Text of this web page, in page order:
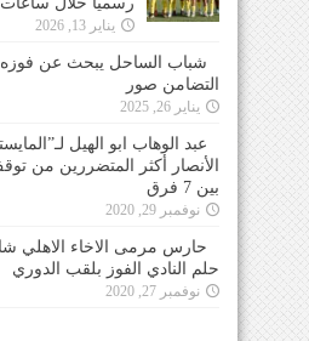
يناير 13, 2026
شباب الساحل يبحث عن فوزه
التضامن صور
يناير 26, 2025
عبد الوهاب ابو الهيل
الأنصار أكثر المتضررين من
بين 7 فرق
نوفمبر 29, 2020
حارس مرمى الاخاء الاهلي
حلم النادي الفوز بلقب الدوري
نوفمبر 27, 2020